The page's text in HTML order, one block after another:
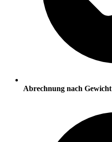
Abrechnung nach Gewicht